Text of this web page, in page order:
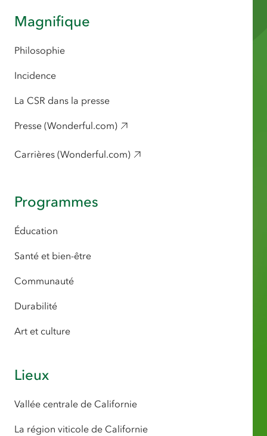
Magnifique
Philosophie
Incidence
La CSR dans la presse
Presse (Wonderful.com)
Carrières (Wonderful.com)
Programmes
Éducation
Santé et bien-être
Communauté
Durabilité
Art et culture
Lieux
Vallée centrale de Californie
La région viticole de Californie